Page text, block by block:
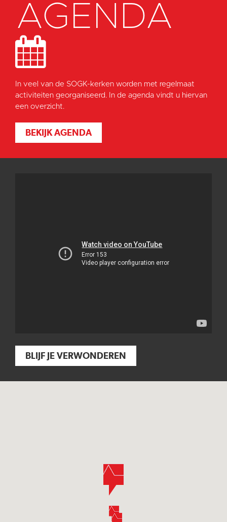
AGENDA
In veel van de SOGK-kerken worden met regelmaat
activiteiten georganiseerd. In de agenda vindt u hiervan
een overzicht.
BEKIJK AGENDA
BLIJF JE VERWONDEREN